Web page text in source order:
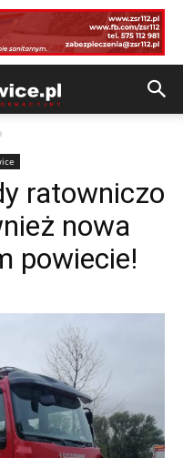
ratowniczo
nowa
powiecie!